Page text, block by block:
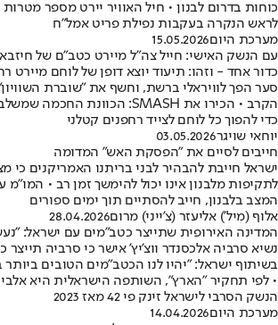
כוחות בדרום לבנון • חיל האוויר יירט מספר
לראש הנקרה בעקבות נפילת פריט אמל"ח
מערכת היום15.05.2026
עם הנשק האישי: חייל צה"ל מיירט כטב"ם של
כדור אחד - וזהו: תיעוד יוצא דופן של לוחם מיירט
סער הפך לוויראלי ברשת, וחשף את "שוברת
כדי להפוך כל לוחם לצייד רחפנים קטלני
יוחאי שויגר03.05.2026
חייבים לסיים את "הפסקת האש" המדומה
ישראל חייבת להבהיר לבני בריתנו האמריקנים כי
לתקיפות מלבנון אינו יכול להימשך זמן רב •
המצב בלבנון, חייב להסתיים תוך ימים ספורים
אלוף (מיל') אליעזר (צ'ייני) מרום28.04.2026
המדינה האירופית שתייצר כטב"מים עם ישראל:
נשיא סרביה אלכסנדר ווצ'יץ' אישר כי סרביה תייצר
בשיתוף ישראל: ״יהיו לנו הכטב״מים הטובים
• לפי תחקיר "הארץ", השותפה הישראלית היא
הנשק הסרבי לישראל זינק פי 42 מאז 2023
מערכת היום14.04.2026